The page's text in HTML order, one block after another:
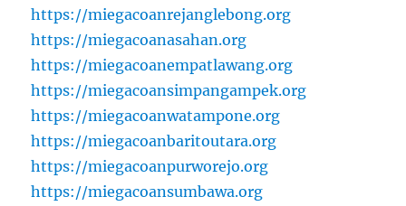
https://miegacoanrejanglebong.org
https://miegacoanasahan.org
https://miegacoanempatlawang.org
https://miegacoansimpangampek.org
https://miegacoanwatampone.org
https://miegacoanbaritoutara.org
https://miegacoanpurworejo.org
https://miegacoansumbawa.org